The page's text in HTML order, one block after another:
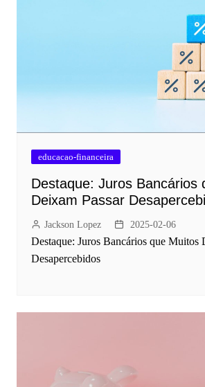
educacao-financeira
Destaque: Juros Bancários
Deixam Passar
Jackson Lopez 2025-02-06
Destaque: Juros Bancários que Muitos
Desapercebidos